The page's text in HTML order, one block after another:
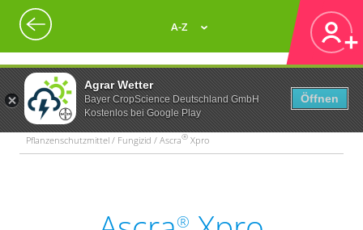
Agrar Wetter
Bayer CropScience Deutschland GmbH
Kostenlos bei Google Play
Öffnen
A-Z
Pflanzenschutzmittel / Fungizid / Ascra® Xpro
®